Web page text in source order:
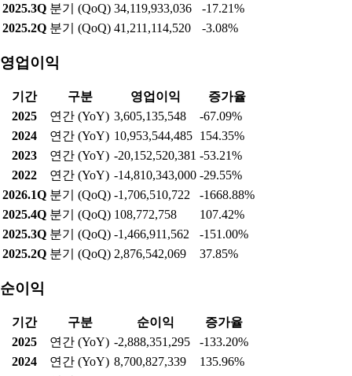
2025.3Q 분기 (QoQ) 34,119,933,036
-17.21%
2025.2Q 분기 (QoQ) 41,211,114,520 -3.08%
영업이익
기간 구분 영업이익
증가율
2025
연간 (YoY) 3,605,135,548
-67.09%
2024
연간 (YoY) 10,953,544,485 154.35%
2023
연간 (YoY) -20,152,520,381 -53.21%
2022
연간 (YoY) -14,810,343,000 -29.55%
2026.1Q 분기 (QoQ) -1,706,510,722
-1668.88%
2025.4Q 분기 (QoQ) 108,772,758
107.42%
2025.3Q 분기 (QoQ) -1,466,911,562
-151.00%
2025.2Q 분기 (QoQ) 2,876,542,069 37.85%
순이익
기간 구분 순이익
증가율
2025
연간 (YoY) -2,888,351,295
-133.20%
2024
연간 (YoY) 8,700,827,339
135.96%